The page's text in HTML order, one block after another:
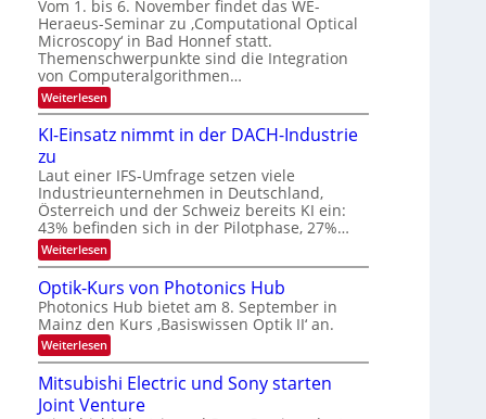
2
6
-
u
n
d
B
i
l
v
e
r
a
r
e
i
t
u
n
g
d
e
n
k
t
s
e
n
s
m
e
l
d
e
t
t
a
r
k
e
s
W
a
c
h
s
t
u
m
i
m
Vom 1. bis 6. November findet das WE-
Heraeus-Seminar zu ‚Computational Optical
Microscopy‘ in Bad Honnef statt.
Themenschwerpunkte sind die Integration
von Computeralgorithmen…
Weiterlesen:
8
9
W
E
-
H
e
r
a
u
s
-
S
e
m
i
n
a
KI-Einsatz nimmt in der DACH-Industrie
zu
Laut einer IFS-Umfrage setzen viele
Industrieunternehmen in Deutschland,
Österreich und der Schweiz bereits KI ein:
43% befinden sich in der Pilotphase, 27%…
Weiterlesen:
K
-
E
i
n
s
t
z
n
Optik-Kurs von Photonics Hub
Photonics Hub bietet am 8. September in
Mainz den Kurs ‚Basiswissen Optik II‘ an.
Weiterlesen:
O
p
t
i
Mitsubishi Electric und Sony starten
Joint Venture